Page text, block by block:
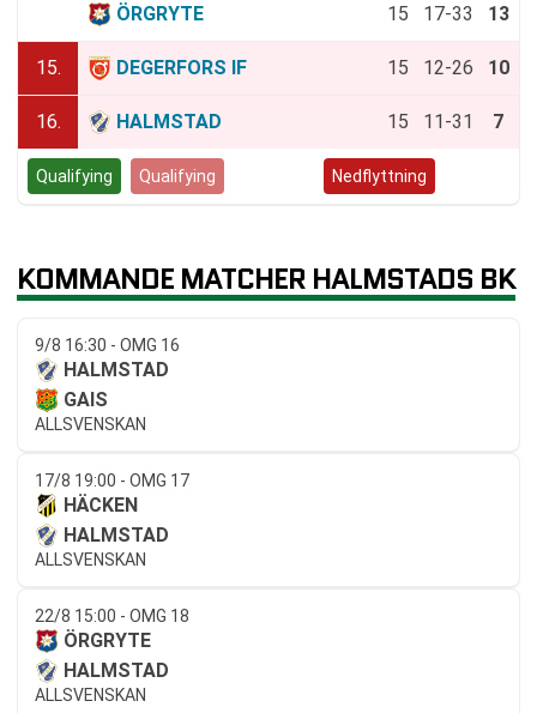
ÖRGRYTE 15 17-33 13
15. DEGERFORS IF 15 12-26 10
16. HALMSTAD 15 11-31 7
Qualifying Qualifying Nedflyttning
KOMMANDE MATCHER HALMSTADS BK
9/8 16:30 - OMG 16
HALMSTAD
GAIS
ALLSVENSKAN
17/8 19:00 - OMG 17
HÄCKEN
HALMSTAD
ALLSVENSKAN
22/8 15:00 - OMG 18
ÖRGRYTE
HALMSTAD
ALLSVENSKAN